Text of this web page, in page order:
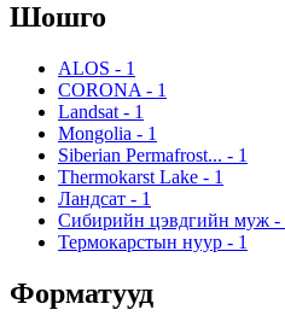
Шошго
ALOS - 1
CORONA - 1
Landsat - 1
Mongolia - 1
Siberian Permafrost... - 1
Thermokarst Lake - 1
Ландсат - 1
Сибирийн цэвдгийн муж -
Термокарстын нуур - 1
Форматууд